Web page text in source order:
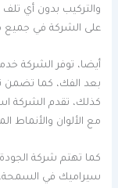
والتركيب بدون أي تلف
على الشركة في
أيضا، توفر الشركة
بعد الفك، كما تضمن
كذلك، تقدم الشركة
مع الألوان والأنماط
كما تهتم شركة
سيراميك في السمحة،